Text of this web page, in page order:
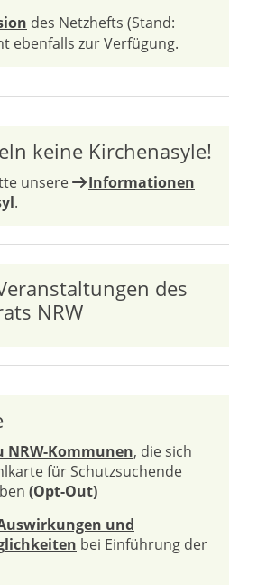
des Netzhefts (Stand:
ebenfalls zur Verfügung.
keine Kirchenasyle!
unsere
Informationen
.
des
NRW
NRW-Kommunen, die sich
für Schutzsuchende
(Opt-Out)
und
bei Einführung der